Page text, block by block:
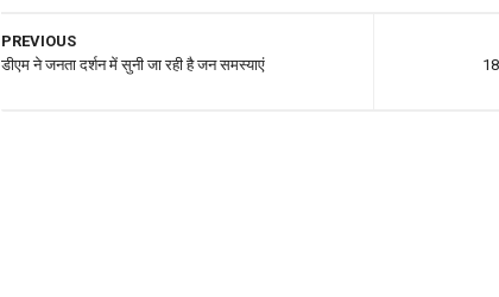
PREVIOUS
डीएम ने जनता दर्शन में सुनी जा रही है जन समस्याएं